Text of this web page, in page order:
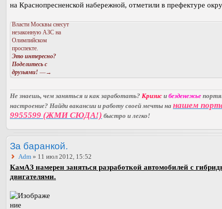
на Краснопресненской набережной, отметили в префектуре
Власти Москвы снесут
незаконную АЗС на
Олимпийском
проспекте.
Это интересно?
Поделитесь с
друзьями! —→
Не знаешь, чем заняться и как заработать? Кризис и безденежье
настроение? Найди вакансии и работу своей мечты на нашем
9955599 (ЖМИ СЮДА!) быстро и легко!
За баранкой.
Adm » 11 июл 2012, 15:52
КамАЗ намерен заняться разработкой автомобилей с
двигателями.